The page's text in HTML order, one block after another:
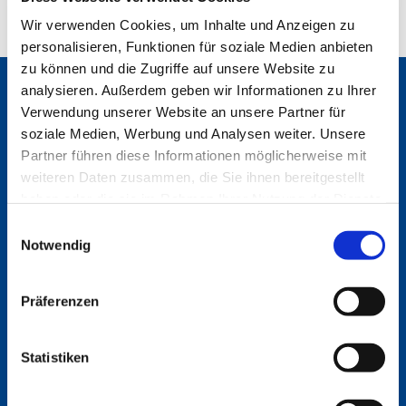
Wir verwenden Cookies, um Inhalte und Anzeigen zu
personalisieren, Funktionen für soziale Medien anbieten
zu können und die Zugriffe auf unsere Website zu
analysieren. Außerdem geben wir Informationen zu Ihrer
Verwendung unserer Website an unsere Partner für
soziale Medien, Werbung und Analysen weiter. Unsere
Partner führen diese Informationen möglicherweise mit
weiteren Daten zusammen, die Sie ihnen bereitgestellt
Cookies, wenn Sie unsere Webseite weiterhin nutzen.
Notwendig
Präferenzen
Statistiken
Mehr erfahren
Wichtige Themen
Service